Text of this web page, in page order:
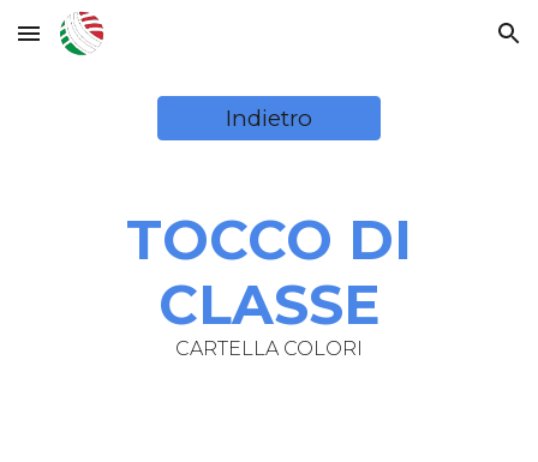
Skip to main content Skip to navigation
Indietro
TOCCO DI
CLASSE
CARTELLA COLORI